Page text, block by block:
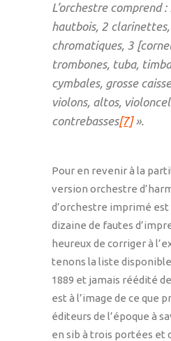
L’orchestre comprend
hautbois, 2 clarinettes,
chromatiques, 3
trombones, tuba,
cymbales, grosse
violons, altos,
contrebasses[7]».
Pour en revenir à la
version orchestre
d’orchestre imprimé est
dizaine de fautes
heureux de corriger à
tenons la liste
1889 et jamais réédité
est à l’image de ce que
éditeurs de l’époque à
en sib à trois portées et